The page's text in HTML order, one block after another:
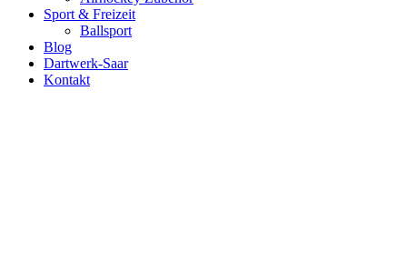
Sport & Freizeit
Ballsport
Blog
Dartwerk-Saar
Kontakt